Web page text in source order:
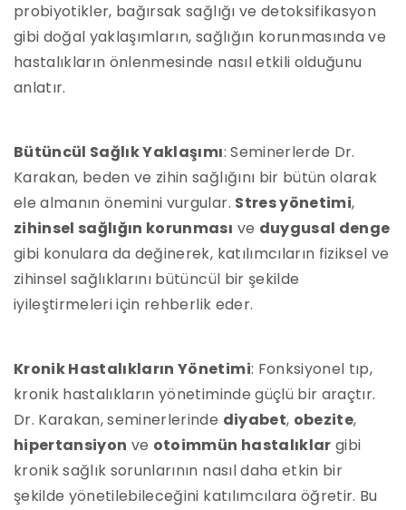
probiyotikler, bağırsak sağlığı ve detoksifikasyon
gibi doğal yaklaşımların, sağlığın korunmasında ve
hastalıkların önlenmesinde nasıl etkili olduğunu
anlatır.
Bütüncül Sağlık Yaklaşımı: Seminerlerde Dr.
Karakan, beden ve zihin sağlığını bir bütün olarak
ele almanın önemini vurgular. Stres yönetimi,
zihinsel sağlığın korunması ve duygusal denge
gibi konulara da değinerek, katılımcıların fiziksel ve
zihinsel sağlıklarını bütüncül bir şekilde
iyileştirmeleri için rehberlik eder.
Kronik Hastalıkların Yönetimi: Fonksiyonel tıp,
kronik hastalıkların yönetiminde güçlü bir araçtır.
Dr. Karakan, seminerlerinde diyabet, obezite,
hipertansiyon ve otoimmün hastalıklar gibi
kronik sağlık sorunlarının nasıl daha etkin bir
şekilde yönetilebileceğini katılımcılara öğretir. Bu